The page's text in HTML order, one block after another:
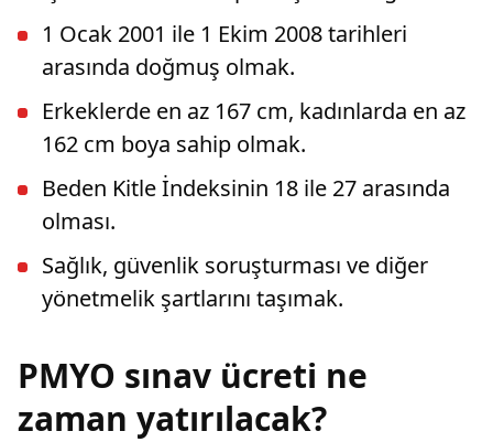
1 Ocak 2001 ile 1 Ekim 2008 tarihleri
arasında doğmuş olmak.
Erkeklerde en az 167 cm, kadınlarda en az
162 cm boya sahip olmak.
Beden Kitle İndeksinin 18 ile 27 arasında
olması.
Sağlık, güvenlik soruşturması ve diğer
yönetmelik şartlarını taşımak.
PMYO sınav ücreti ne
zaman yatırılacak?